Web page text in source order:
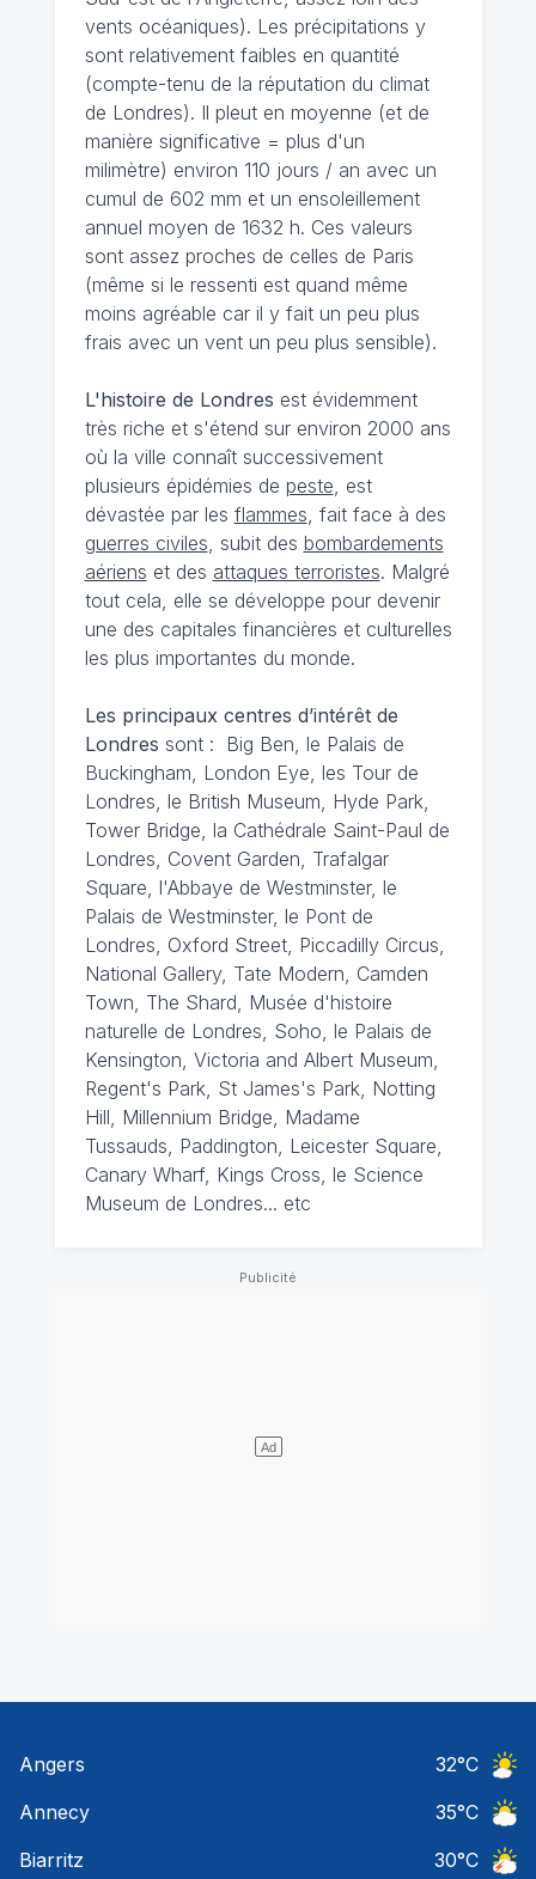
vents océaniques). Les précipitations y
sont relativement faibles en quantité
(compte-tenu de la réputation du climat
de Londres). Il pleut en moyenne (et de
manière significative = plus d'un
milimètre) environ 110 jours / an avec un
cumul de 602 mm et un ensoleillement
annuel moyen de 1632 h. Ces valeurs
sont assez proches de celles de Paris
(même si le ressenti est quand même
moins agréable car il y fait un peu plus
frais avec un vent un peu plus sensible).
L'histoire de Londres est évidemment
très riche et s'étend sur environ 2000 ans
où la ville connaît successivement
plusieurs épidémies de peste, est
dévastée par les flammes, fait face à des
guerres civiles, subit des bombardements
aériens et des attaques terroristes. Malgré
tout cela, elle se développe pour devenir
une des capitales financières et culturelles
les plus importantes du monde.
Les principaux centres d’intérêt de
Londres sont : Big Ben, le Palais de
Buckingham, London Eye, les Tour de
Londres, le British Museum, Hyde Park,
Tower Bridge, la Cathédrale Saint-Paul de
Londres, Covent Garden, Trafalgar
Square, l'Abbaye de Westminster, le
Palais de Westminster, le Pont de
Londres, Oxford Street, Piccadilly Circus,
National Gallery, Tate Modern, Camden
Town, The Shard, Musée d'histoire
naturelle de Londres, Soho, le Palais de
Kensington, Victoria and Albert Museum,
Regent's Park, St James's Park, Notting
Hill, Millennium Bridge, Madame
Tussauds, Paddington, Leicester Square,
Canary Wharf, Kings Cross, le Science
Museum de Londres... etc
Angers 32°C
Annecy
35°C
Biarritz
30°C